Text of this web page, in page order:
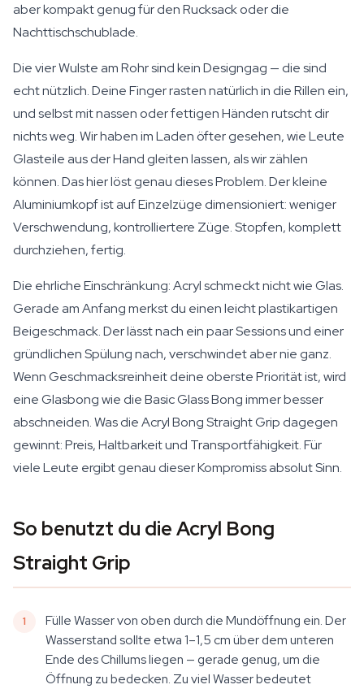
aber kompakt genug für den Rucksack oder die
Nachttischschublade.
Die vier Wulste am Rohr sind kein Designgag — die sind
echt nützlich. Deine Finger rasten natürlich in die Rillen ein,
und selbst mit nassen oder fettigen Händen rutscht dir
nichts weg. Wir haben im Laden öfter gesehen, wie Leute
Glasteile aus der Hand gleiten lassen, als wir zählen
können. Das hier löst genau dieses Problem. Der kleine
Aluminiumkopf ist auf Einzelzüge dimensioniert: weniger
Verschwendung, kontrolliertere Züge. Stopfen, komplett
durchziehen, fertig.
Die ehrliche Einschränkung: Acryl schmeckt nicht wie Glas.
Gerade am Anfang merkst du einen leicht plastikartigen
Beigeschmack. Der lässt nach ein paar Sessions und einer
gründlichen Spülung nach, verschwindet aber nie ganz.
Wenn Geschmacksreinheit deine oberste Priorität ist, wird
eine Glasbong wie die Basic Glass Bong immer besser
abschneiden. Was die Acryl Bong Straight Grip dagegen
gewinnt: Preis, Haltbarkeit und Transportfähigkeit. Für
viele Leute ergibt genau dieser Kompromiss absolut Sinn.
So benutzt du die Acryl Bong
Straight Grip
Fülle Wasser von oben durch die Mundöffnung ein. Der
Wasserstand sollte etwa 1–1,5 cm über dem unteren
Ende des Chillums liegen — gerade genug, um die
Öffnung zu bedecken. Zu viel Wasser bedeutet